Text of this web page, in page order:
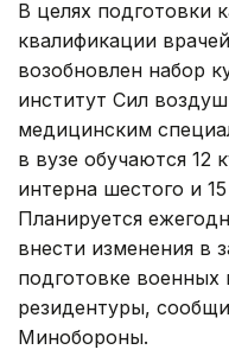
В целях подготовки
квалификации
возобновлен набор
институт Сил
медицинским
в вузе обучаются 12
интерна шестого и
Планируется
внести изменения в
подготовке военных
резидентуры,
Минобороны.